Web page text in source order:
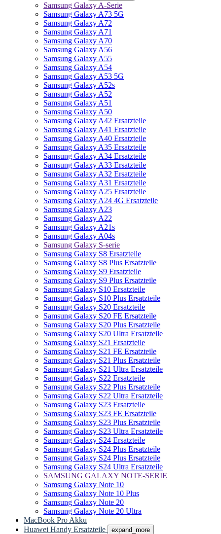
Samsung Galaxy A-Serie
Samsung Galaxy A73 5G
Samsung Galaxy A72
Samsung Galaxy A71
Samsung Galaxy A70
Samsung Galaxy A56
Samsung Galaxy A55
Samsung Galaxy A54
Samsung Galaxy A53 5G
Samsung Galaxy A52s
Samsung Galaxy A52
Samsung Galaxy A51
Samsung Galaxy A50
Samsung Galaxy A42 Ersatzteile
Samsung Galaxy A41 Ersatzteile
Samsung Galaxy A40 Ersatzteile
Samsung Galaxy A35 Ersatzteile
Samsung Galaxy A34 Ersatzteile
Samsung Galaxy A33 Ersatzteile
Samsung Galaxy A32 Ersatzteile
Samsung Galaxy A31 Ersatzteile
Samsung Galaxy A25 Ersatzteile
Samsung Galaxy A24 4G Ersatzteile
Samsung Galaxy A23
Samsung Galaxy A22
Samsung Galaxy A21s
Samsung Galaxy A04s
Samsung Galaxy S-serie
Samsung Galaxy S8 Ersatzteile
Samsung Galaxy S8 Plus Ersatzteile
Samsung Galaxy S9 Ersatzteile
Samsung Galaxy S9 Plus Ersatzteile
Samsung Galaxy S10 Ersatzteile
Samsung Galaxy S10 Plus Ersatzteile
Samsung Galaxy S20 Ersatzteile
Samsung Galaxy S20 FE Ersatzteile
Samsung Galaxy S20 Plus Ersatzteile
Samsung Galaxy S20 Ultra Ersatzteile
Samsung Galaxy S21 Ersatzteile
Samsung Galaxy S21 FE Ersatzteile
Samsung Galaxy S21 Plus Ersatzteile
Samsung Galaxy S21 Ultra Ersatzteile
Samsung Galaxy S22 Ersatzteile
Samsung Galaxy S22 Plus Ersatzteile
Samsung Galaxy S22 Ultra Ersatzteile
Samsung Galaxy S23 Ersatzteile
Samsung Galaxy S23 FE Ersatzteile
Samsung Galaxy S23 Plus Ersatzteile
Samsung Galaxy S23 Ultra Ersatzteile
Samsung Galaxy S24 Ersatzteile
Samsung Galaxy S24 Plus Ersatzteile
Samsung Galaxy S24 Plus Ersatzteile
Samsung Galaxy S24 Ultra Ersatzteile
SAMSUNG GALAXY NOTE-SERIE
Samsung Galaxy Note 10
Samsung Galaxy Note 10 Plus
Samsung Galaxy Note 20
Samsung Galaxy Note 20 Ultra
MacBook Pro Akku
Huawei Handy Ersatzteile
expand_more